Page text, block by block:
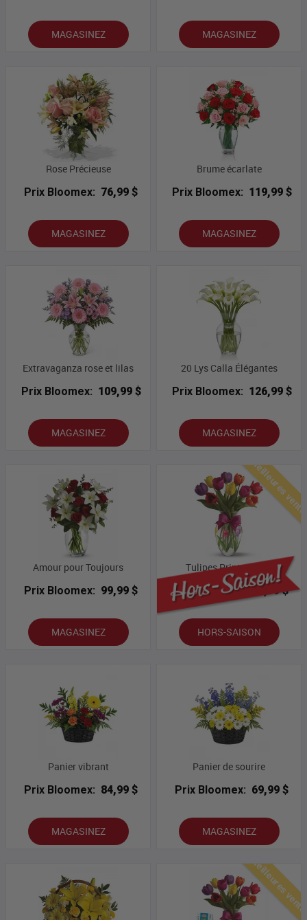
MAGASINEZ MAGASINEZ
Rose Précieuse
Prix Bloomex: 76,99 $
MAGASINEZ
Brume écarlate
Prix Bloomex: 119,99 $
MAGASINEZ
Extravaganza rose et lilas
Prix Bloomex: 109,99 $
MAGASINEZ
20 Lys Calla Élégantes
Prix Bloomex: 126,99 $
MAGASINEZ
Amour pour Toujours
Prix Bloomex: 99,99 $
MAGASINEZ
Meilleures
Tulipes Printanières
Prix Bloomex: 43,99 $
HORS-SAISON
Panier vibrant
Prix Bloomex: 84,99 $
MAGASINEZ
Panier de sourire
Prix Bloomex: 69,99 $
MAGASINEZ
Meilleures